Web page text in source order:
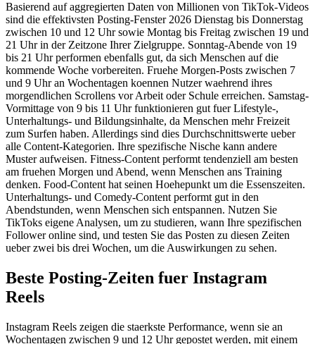
Basierend auf aggregierten Daten von Millionen von TikTok-Videos
sind die effektivsten Posting-Fenster 2026 Dienstag bis Donnerstag
zwischen 10 und 12 Uhr sowie Montag bis Freitag zwischen 19 und
21 Uhr in der Zeitzone Ihrer Zielgruppe. Sonntag-Abende von 19
bis 21 Uhr performen ebenfalls gut, da sich Menschen auf die
kommende Woche vorbereiten. Fruehe Morgen-Posts zwischen 7
und 9 Uhr an Wochentagen koennen Nutzer waehrend ihres
morgendlichen Scrollens vor Arbeit oder Schule erreichen. Samstag-
Vormittage von 9 bis 11 Uhr funktionieren gut fuer Lifestyle-,
Unterhaltungs- und Bildungsinhalte, da Menschen mehr Freizeit
zum Surfen haben. Allerdings sind dies Durchschnittswerte ueber
alle Content-Kategorien. Ihre spezifische Nische kann andere
Muster aufweisen. Fitness-Content performt tendenziell am besten
am fruehen Morgen und Abend, wenn Menschen ans Training
denken. Food-Content hat seinen Hoehepunkt um die Essenszeiten.
Unterhaltungs- und Comedy-Content performt gut in den
Abendstunden, wenn Menschen sich entspannen. Nutzen Sie
TikToks eigene Analysen, um zu studieren, wann Ihre spezifischen
Follower online sind, und testen Sie das Posten zu diesen Zeiten
ueber zwei bis drei Wochen, um die Auswirkungen zu sehen.
Beste Posting-Zeiten fuer Instagram
Reels
Instagram Reels zeigen die staerkste Performance, wenn sie an
Wochentagen zwischen 9 und 12 Uhr gepostet werden, mit einem